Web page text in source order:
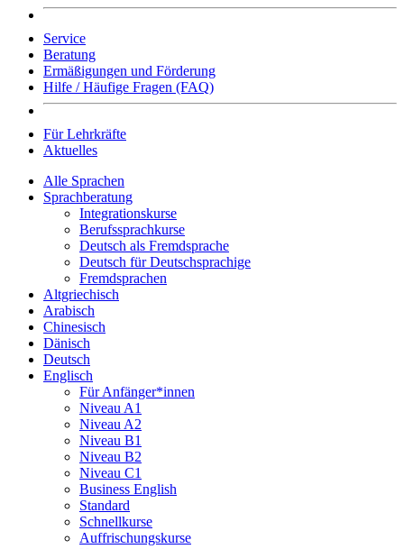
Service
Beratung
Ermäßigungen und Förderung
Hilfe / Häufige Fragen (FAQ)
Für Lehrkräfte
Aktuelles
Alle Sprachen
Sprachberatung
Integrationskurse
Berufssprachkurse
Deutsch als Fremdsprache
Deutsch für Deutschsprachige
Fremdsprachen
Altgriechisch
Arabisch
Chinesisch
Dänisch
Deutsch
Englisch
Für Anfänger*innen
Niveau A1
Niveau A2
Niveau B1
Niveau B2
Niveau C1
Business English
Standard
Schnellkurse
Auffrischungskurse